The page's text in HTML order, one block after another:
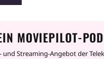
in der Kreide. Tina
vom Ordnungsamt
ein Plan her! Ihr Traum
MOVIEPILOT-
und Streaming-Angebot der